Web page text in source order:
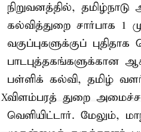
நிறுவனத்தில், தமிழ்நாடு
கல்வித்துறை சார்பாக 1
வகுப்புகளுக்குப்
பாடபுத்தகங்களுக்கான
பள்ளிக் கல்வி, தமிழ்
விளம்பரத் துறை
வெளியிட்டார். மேலும்,
X